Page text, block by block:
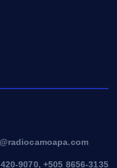
9070, +505 8656-3135